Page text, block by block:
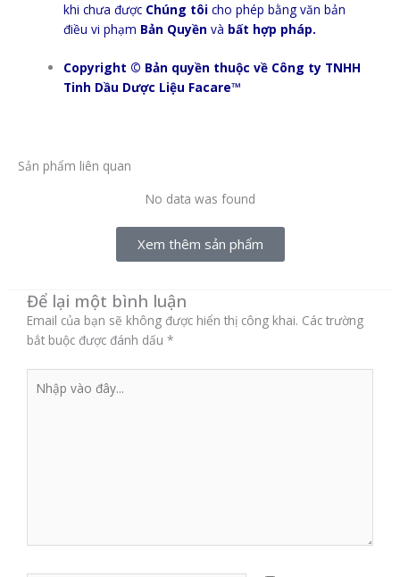
khi chưa được Chúng tôi cho phép bằng văn bản
điều vi phạm Bản Quyền và bất hợp pháp.
Copyright © Bản quyền thuộc về Công ty TNHH
Tinh Dầu Dược Liệu Facare™
Sản phẩm liên quan
No data was found
Xem thêm sản phẩm
Để lại một bình luận
Email của bạn sẽ không được hiển thị công khai. Các trường
bắt buộc được đánh dấu *
vào